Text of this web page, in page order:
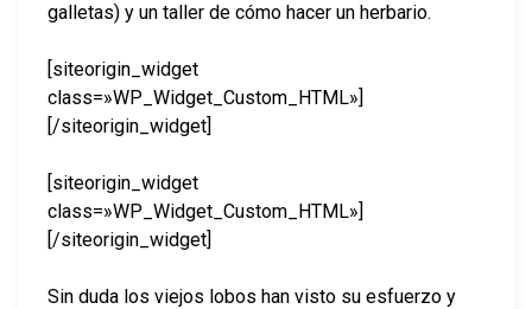
galletas) y un taller de cómo hacer un herbario.
[siteorigin_widget
class=»WP_Widget_Custom_HTML»]
[/siteorigin_widget]
[siteorigin_widget
class=»WP_Widget_Custom_HTML»]
[/siteorigin_widget]
Sin duda los viejos lobos han visto su esfuerzo y